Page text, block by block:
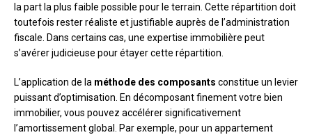
la part la plus faible possible pour le terrain. Cette répartition doit
toutefois rester réaliste et justifiable auprès de l’administration
fiscale. Dans certains cas, une expertise immobilière peut
s’avérer judicieuse pour étayer cette répartition.
L’application de la méthode des composants constitue un levier
puissant d’optimisation. En décomposant finement votre bien
immobilier, vous pouvez accélérer significativement
l’amortissement global. Par exemple, pour un appartement